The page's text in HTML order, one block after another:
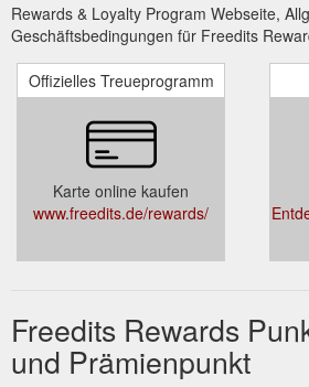
Rewards & Loyalty Program Webseite,
Geschäftsbedingungen für Freedits
Offizielles Treueprogramm
Karte online kaufen
www.freedits.de/rewards/
Freedits Rewards
und Prämienpunkt